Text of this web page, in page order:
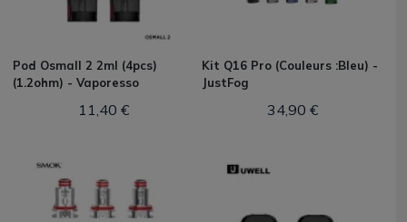
Pod Osmall 2 2ml (4pcs)
(1.2ohm) - Vaporesso
11,40 €
Kit Q16 Pro (Couleurs :Bleu) -
JustFog
34,90 €